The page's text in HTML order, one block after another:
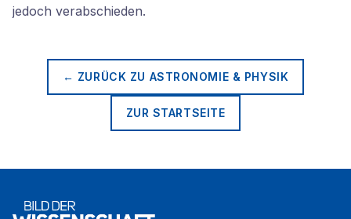
jedoch verabschieden.
← ZURÜCK ZU ASTRONOMIE & PHYSIK
ZUR STARTSEITE